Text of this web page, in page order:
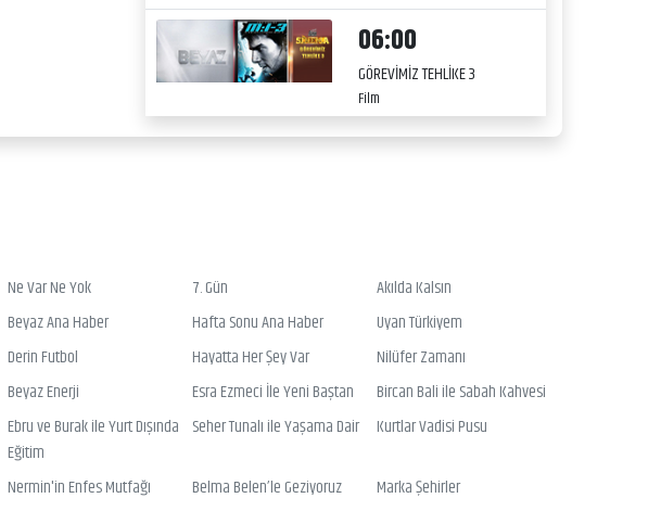
06:00
GÖREVİMİZ TEHLİKE 3
Film
Ne Var Ne Yok 7. Gün
Akılda Kalsın
Beyaz Ana Haber Hafta Sonu Ana Haber
Uyan Türkiyem
Derin Futbol Hayatta Her Şey Var
Nilüfer Zamanı
Beyaz Enerji Esra Ezmeci İle Yeni Baştan
Bircan Bali ile Sabah Kahvesi
Ebru ve Burak ile Yurt Dışında
Eğitim
Seher Tunalı ile Yaşama Dair Kurtlar Vadisi Pusu
Nermin'in Enfes Mutfağı Belma Belen’le Geziyoruz
Marka Şehirler